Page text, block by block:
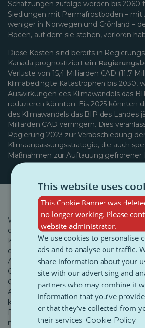
Schätzungen zufolge werden bis 2060
Siedlungen mit Permafrostboden – mit
weniger in Norwegen und Grönland –
Boden, auf dem sie stehen, verloren
Diese Kosten sind bereits in
Kanada prognostiziert ein
Verluste von 15,4 Milliarden CAD (11,7
klimabedingte Katastrophen bis 2030,
Auswirkungen des Klimawandels das
reduzieren könnten. Bis 2025 könnten
des Klimawandels das BIP des Landes
Milliarden CAD verringern. Dies
Regierung 2023 zur Verabschiedung
Klimaanpassungsstrategie, die auch
Maßnahmen zur Auftauung gefrorener
Weltweit reichen die politischen
organisierten Initiativen bis hin zu
Kanada und die skandinavischen
die Bedrohung durch den Permafrost in
Anpassungsstrategien aufzunehmen.
Gemeinsame Forschungsstelle (JRC)
QUAKE
ins Leben gerufen
, um zu
Auftauen des Permafrosts in seismisch
kritische Infrastrukturen gefährdet. In
Russland hingegenbeganndie
nationaler Anpassungsplan wurde erst
This website uses
This Cookie Banner was
no longer working. Please
website administrator.
We use cookies to personalise
ads and to analyse our traffic.
share information about your
site with our advertising and
partners who may combine it
information that you’ve
or that they’ve collected from
their services. Cookie Policy